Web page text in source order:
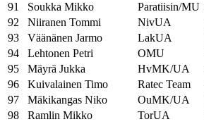
91
Soukka Mikko Paratiisin/MU
92
Niiranen Tommi NivUA
93
Väänänen Jarmo LakUA
94
Lehtonen Petri OMU
95
Mäyrä Jukka HvMK/UA
96
Kuivalainen Timo Ratec Team
97
Mäkikangas Niko OuMK/UA
98
Ramlin Mikko TorUA